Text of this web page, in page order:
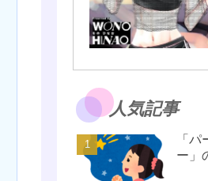
人気記事
「
ー」